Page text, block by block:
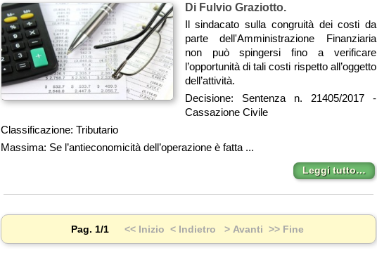
Di Fulvio Graziotto.
Il sindacato sulla congruità dei costi da
parte dell'Amministrazione Finanziaria
non può spingersi fino a verificare
l’opportunità di tali costi rispetto all’oggetto
dell’attività.
Decisione: Sentenza n. 21405/2017 -
Cassazione Civile
Classificazione: Tributario
Massima: Se l’antieconomicità dell’operazione è fatta ...
Leggi tutto…
Pag. 1/1 << Inizio < Indietro > Avanti >> Fine